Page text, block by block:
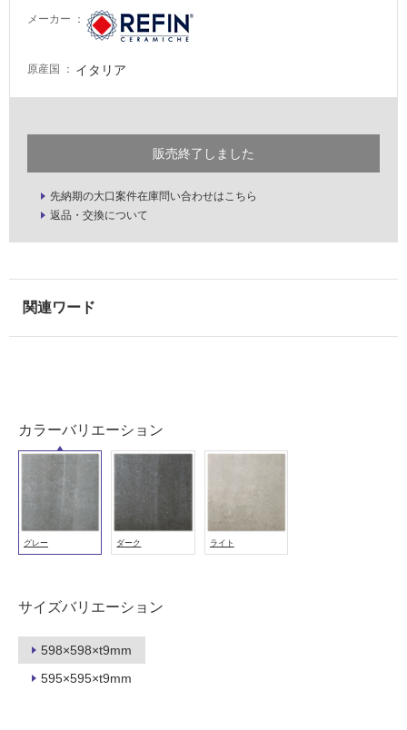
メーカー
原産国 イタリア
販売終了しました
先納期の大口案件在庫問い合わせはこちら
返品・交換について
カラーバリエーション
グレー ダーク ライト
サイズバリエーション
598×598×t9mm
595×595×t9mm
屋
外
室
使
用
地
以
フ